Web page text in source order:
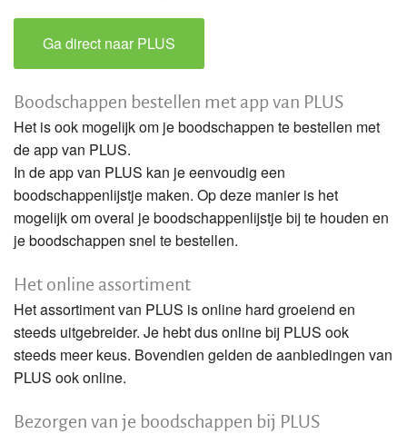
Ga direct naar PLUS
Boodschappen bestellen met app van PLUS
Het is ook mogelijk om je boodschappen te bestellen met
de app van PLUS.
In de app van PLUS kan je eenvoudig een
boodschappenlijstje maken. Op deze manier is het
mogelijk om overal je boodschappenlijstje bij te houden en
je boodschappen snel te bestellen.
Het online assortiment
Het assortiment van PLUS is online hard groeiend en
steeds uitgebreider. Je hebt dus online bij PLUS ook
steeds meer keus. Bovendien gelden de aanbiedingen van
PLUS ook online.
Bezorgen van je boodschappen bij PLUS